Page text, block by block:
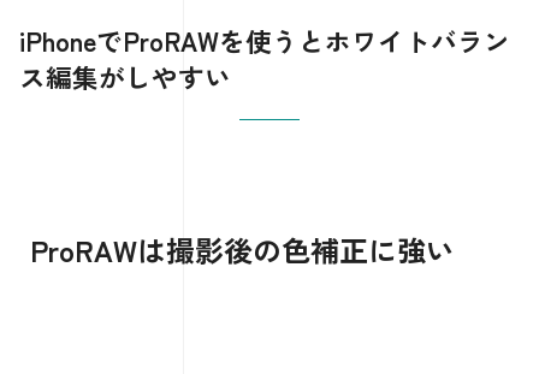
Apple公式のFinal Cut Cameraユーザーガイドでは、シャッ
タースピード、ISO、ホワイトバランス、フォーカスなど
Cameraアプリでカメラ設定ボタンをタップし、ホワイトバ